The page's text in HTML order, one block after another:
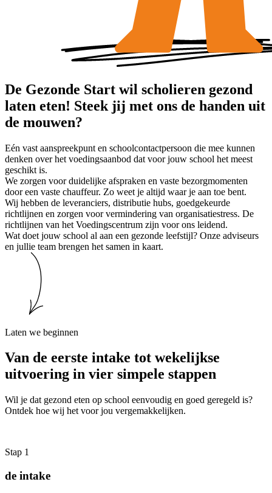
De Gezonde Start wil scholieren gezond
laten eten! Steek jij met ons de handen uit
de mouwen?
Eén vast aanspreekpunt en schoolcontactpersoon die mee kunnen
denken over het voedingsaanbod dat voor jouw school het meest
geschikt is.
We zorgen voor duidelijke afspraken en vaste bezorgmomenten
door een vaste chauffeur. Zo weet je altijd waar je aan toe bent.
Wij hebben de leveranciers, distributie hubs, goedgekeurde
richtlijnen en zorgen voor vermindering van organisatiestress. De
richtlijnen van het Voedingscentrum zijn voor ons leidend.
Wat doet jouw school al aan een gezonde leefstijl? Onze adviseurs
en jullie team brengen het samen in kaart.
Laten we beginnen
Van de eerste intake tot wekelijkse
uitvoering in vier simpele stappen
Wil je dat gezond eten op school eenvoudig en goed geregeld is?
Ontdek hoe wij het voor jou vergemakkelijken.
Stap 1
de intake